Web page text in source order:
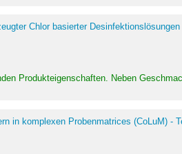
Chlor basierter Desinfektionslösungen
Produkteigenschaften. Neben
in komplexen Probenmatrices (CoLuM) -